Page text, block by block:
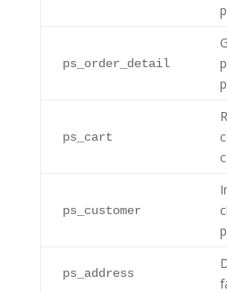
ps_order_detail
ps_cart
ps_customer
ps_address